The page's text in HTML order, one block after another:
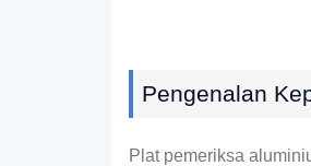
Pengenalan
Plat pemeriksa